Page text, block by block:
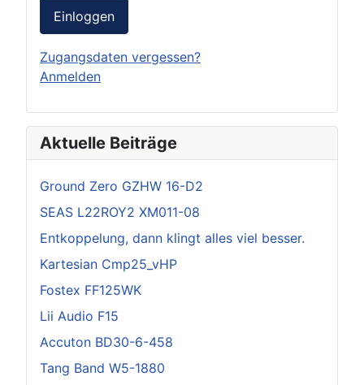
Einloggen
Zugangsdaten vergessen?
Anmelden
Aktuelle Beiträge
Ground Zero GZHW 16-D2
SEAS L22ROY2 XM011-08
Entkoppelung, dann klingt alles viel besser.
Kartesian Cmp25_vHP
Fostex FF125WK
Lii Audio F15
Accuton BD30-6-458
Tang Band W5-1880